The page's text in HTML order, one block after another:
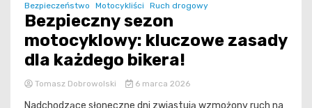
Bezpieczeństwo Motocykliści Ruch drogowy
Bezpieczny sezon
motocyklowy: kluczowe zasady
dla każdego bikera!
Tomasz Dobrowolski 6 marca 2026